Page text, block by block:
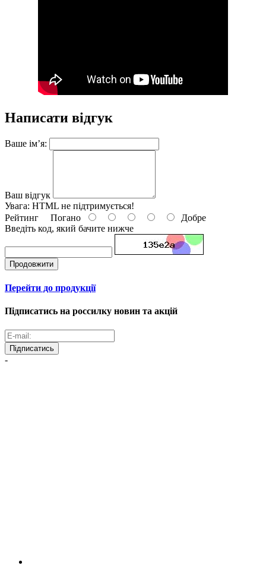
Написати відгук
Ваше ім’я:
Ваш відгук
Увага: HTML не підтримується!
Рейтинг Погано
Добре
Введіть код, який бачите нижче
Продовжити
Перейти до продукції
Підписатись на россилку новин та акцій
Підписатись
-